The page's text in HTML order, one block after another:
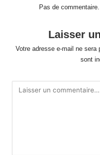
Pas de
Laisser
Votre adresse e-mail ne sera
sont